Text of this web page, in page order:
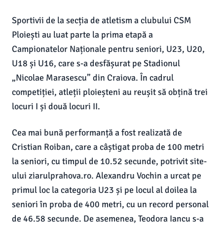
Sportivii de la secția de atletism a clubului CSM
Ploiești au luat parte la prima etapă a
Campionatelor Naționale pentru seniori, U23, U20,
U18 și U16, care s-a desfășurat pe Stadionul
„Nicolae Marasescu” din Craiova. În cadrul
competiției, atleții ploieșteni au reușit să obțină trei
locuri I și două locuri II.
Cea mai bună performanță a fost realizată de
Cristian Roiban, care a câștigat proba de 100 metri
la seniori, cu timpul de 10.52 secunde, potrivit site-
ului ziarulprahova.ro. Alexandru Vochin a urcat pe
primul loc la categoria U23 și pe locul al doilea la
seniori în proba de 400 metri, cu un record personal
de 46.58 secunde. De asemenea, Teodora Iancu s-a